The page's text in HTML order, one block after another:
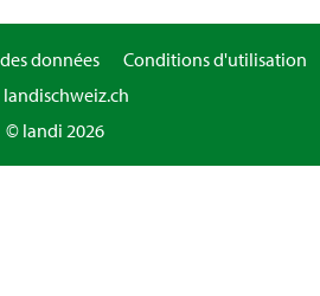
données
Conditions d'utilisation
landischweiz.ch
© landi 2026